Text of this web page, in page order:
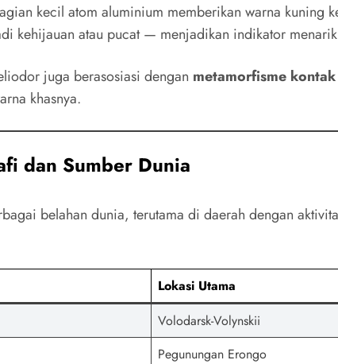
kecil atom aluminium memberikan warna kuning
kehijauan atau pucat — menjadikan indikator
juga berasosiasi dengan metamorfisme kontak
khasnya.
dan Sumber Dunia
belahan dunia, terutama di daerah dengan
Lokasi Utama
Volodarsk-Volynskii
Pegunungan Erongo